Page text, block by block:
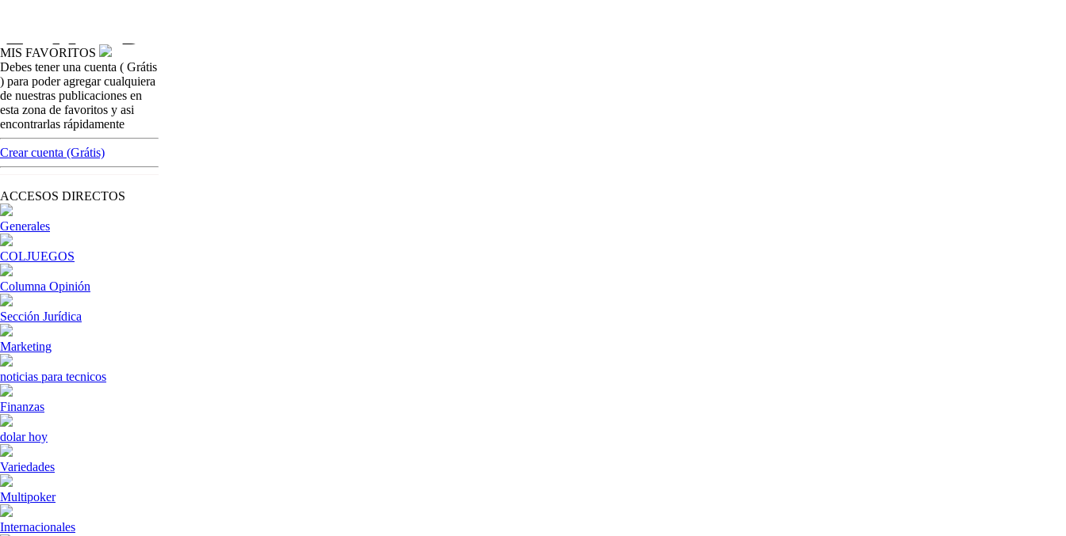
MIS FAVORITOS
Debes tener una cuenta ( Grátis
) para poder agregar cualquiera
de nuestras publicaciones en
esta zona de favoritos y asi
encontrarlas rápidamente
Crear cuenta (Grátis)
ACCESOS DIRECTOS
Generales
COLJUEGOS
Columna Opinión
Sección Jurídica
Marketing
noticias para tecnicos
Finanzas
dolar hoy
Variedades
Multipoker
Internacionales